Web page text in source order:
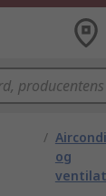
/
og